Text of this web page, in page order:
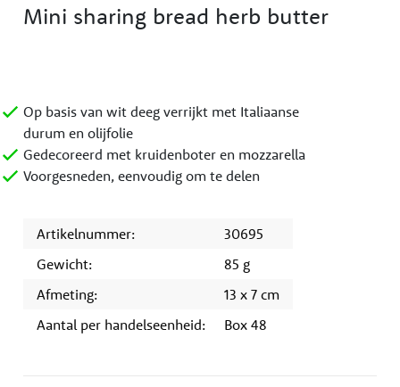
Mini sharing bread herb butter
Op basis van wit deeg verrijkt met Italiaanse
durum en olijfolie
Gedecoreerd met kruidenboter en mozzarella
Voorgesneden, eenvoudig om te delen
Artikelnummer:
30695
Gewicht:
85 g
Afmeting:
13 x 7 cm
Aantal per handelseenheid:
Box 48